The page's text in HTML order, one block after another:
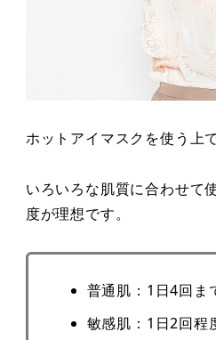
ホットアイマスクを使う上
いろいろな肌質に合わせて
度が理想です。
普通肌：1日4回ま
敏感肌：1日2回程